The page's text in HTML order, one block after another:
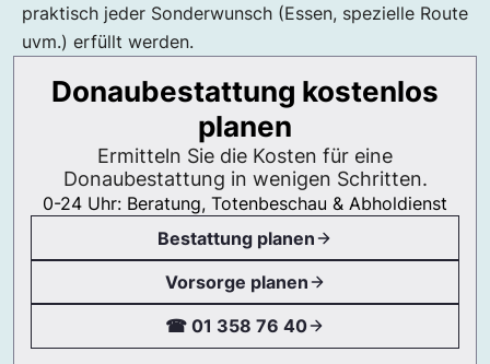
praktisch jeder Sonderwunsch (Essen, spezielle Route
uvm.) erfüllt werden.
Donaubestattung kostenlos
planen
Ermitteln Sie die Kosten für eine
Donaubestattung in wenigen Schritten.
0-24 Uhr: Beratung, Totenbeschau & Abholdienst
Bestattung planen
Vorsorge planen
☎ 01 358 76 40